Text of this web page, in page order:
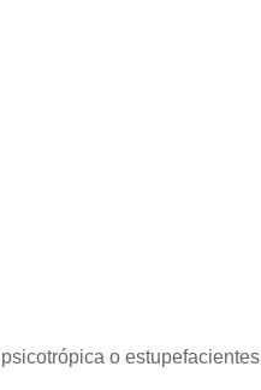
o estupefacientes